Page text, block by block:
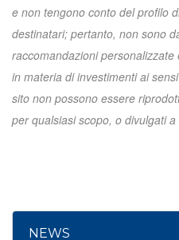
e non tengono conto del profilo
destinatari; pertanto, non sono
raccomandazioni
in materia di investimenti ai
sito non possono essere
per qualsiasi scopo, o divulgati a
NEWS